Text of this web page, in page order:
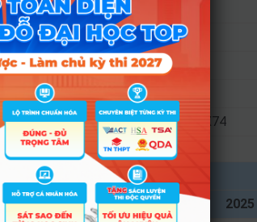
D01; D14; X01; X70; X78
D14; X01; X78
D09; X01; X17; X21; X25; X78
D09; X01; X17; X21; X25; X78
C04; C13; D01; D10; D15; X21; X74
Tổ hợp
2025